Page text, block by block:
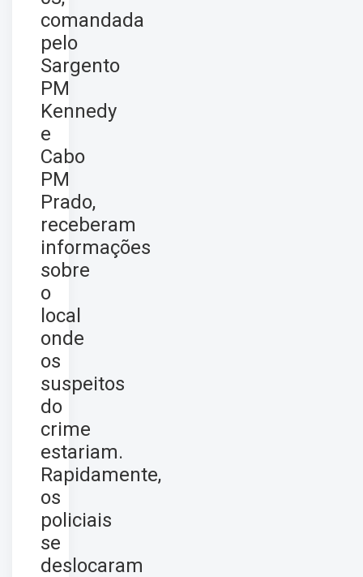
comandada
pelo
Sargento
PM
Kennedy
e
Cabo
PM
Prado,
receberam
informações
sobre
o
local
onde
os
suspeitos
do
crime
estariam.
Rapidamente,
os
policiais
se
deslocaram